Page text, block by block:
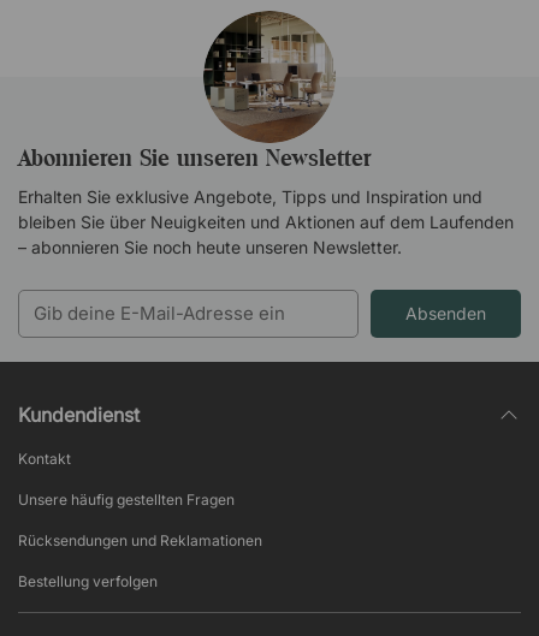
Abonnieren Sie unseren Newsletter
Erhalten Sie exklusive Angebote, Tipps und Inspiration und
bleiben Sie über Neuigkeiten und Aktionen auf dem Laufenden
– abonnieren Sie noch heute unseren Newsletter.
Absenden
Kundendienst
Kontakt
Unsere häufig gestellten Fragen
Rücksendungen und Reklamationen
Bestellung verfolgen